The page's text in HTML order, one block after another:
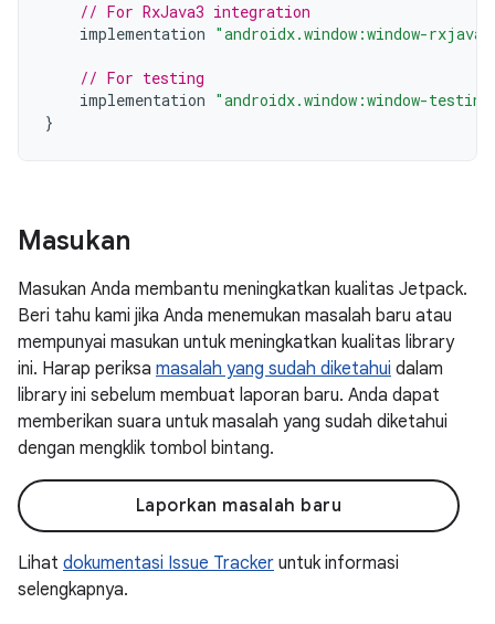
// For RxJava3 integration
implementation "androidx.window:window-
// For testing
implementation "androidx.window:window-
}
Masukan
Masukan Anda membantu meningkatkan kualitas Jetpack.
Beri tahu kami jika Anda menemukan masalah baru atau
mempunyai masukan untuk meningkatkan kualitas library
ini. Harap periksa masalah yang sudah diketahui dalam
library ini sebelum membuat laporan baru. Anda dapat
memberikan suara untuk masalah yang sudah diketahui
dengan mengklik tombol bintang.
Laporkan masalah baru
Lihat dokumentasi Issue Tracker untuk informasi
selengkapnya.